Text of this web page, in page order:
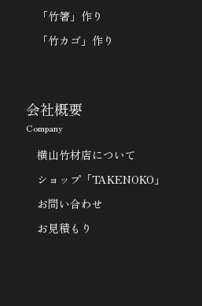
「竹箸」作り
「竹カゴ」作り
会社概要
Company
横山竹材店について
ショップ「TAKENOKO」
お問い合わせ
お見積もり